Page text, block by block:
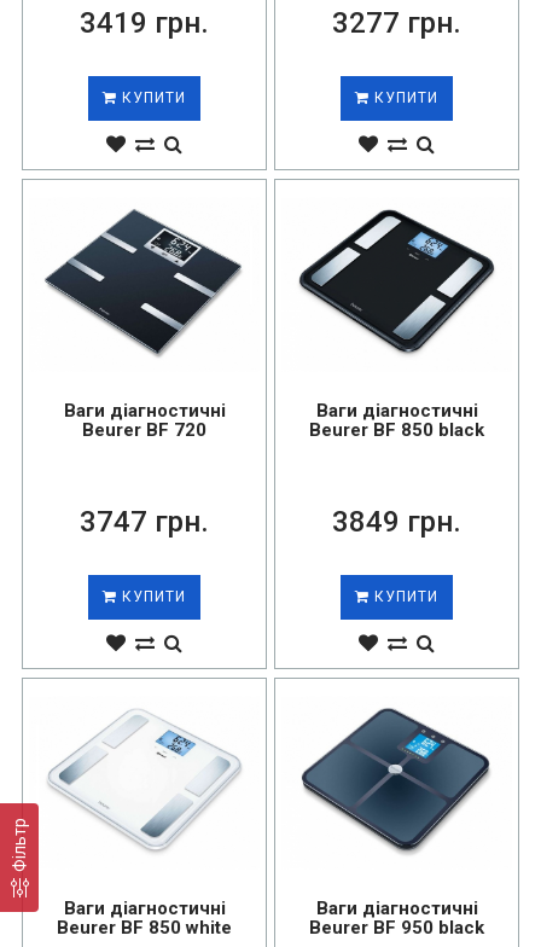
Фільтр
3419 грн.
КУПИТИ
3277 грн.
КУПИТИ
Ваги діагностичні
Beurer BF 720
3747 грн.
КУПИТИ
Ваги діагностичні
Beurer BF 850 black
3849 грн.
КУПИТИ
Ваги діагностичні
Beurer BF 850 white
Ваги діагностичні
Beurer BF 950 black